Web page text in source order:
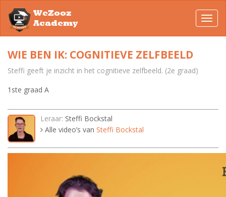
WeZooz
Academy
WIE BEN IK: COGNITIEVE ZELFBEELD
Steffi geeft je inzicht in het cognitieve zelfbeeld. (2e graad)
1ste graad A
Leraar: Steffi Bockstal
Alle video’s van Steffi Bockstal